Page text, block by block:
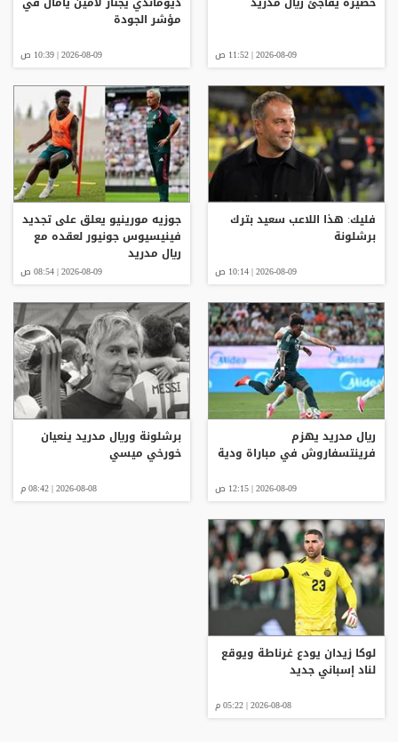
2026-08-09 | 11:52 ص
مؤشر الجودة
2026-08-09 | 10:39 ص
فليك: هذا اللاعب سعيد بترك
برشلونة
2026-08-09 | 10:14 ص
جوزيه مورينيو يعلق على تجديد
فينيسيوس جونيور لعقده مع
ريال مدريد
2026-08-09 | 08:54 ص
ريال مدريد يهزم
فرينتسفاروش في مباراة ودية
2026-08-09 | 12:15 ص
برشلونة وريال مدريد ينعيان
خورخي ميسي
2026-08-08 | 08:42 م
لوكا زيدان يودع غرناطة ويوقع
لناد إسباني جديد
2026-08-08 | 05:22 م